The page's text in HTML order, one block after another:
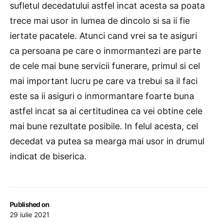
Published on
29 iulie 2021
sufletul decedatului astfel incat acesta sa poata
trece mai usor in lumea de dincolo si sa ii fie
iertate pacatele. Atunci cand vrei sa te asiguri
ca persoana pe care o inmormantezi are parte
de cele mai bune servicii funerare, primul si cel
mai important lucru pe care va trebui sa il faci
este sa ii asiguri o inmormantare foarte buna
astfel incat sa ai certitudinea ca vei obtine cele
mai bune rezultate posibile. In felul acesta, cel
decedat va putea sa mearga mai usor in drumul
indicat de biserica.